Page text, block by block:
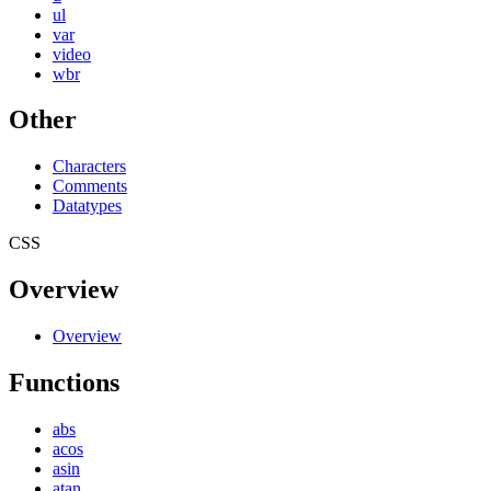
ul
var
video
wbr
Other
Characters
Comments
Datatypes
CSS
Overview
Overview
Functions
abs
acos
asin